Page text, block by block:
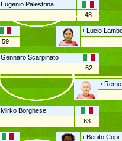
Benito Copi
Gennaro Scarpinato
62
Mirko Borghese
63
Lucio
59
Eugenio Palestrina
48